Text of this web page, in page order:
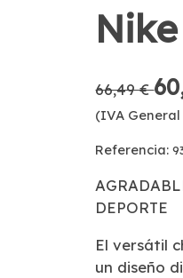
66,49 €
(IVA
Referencia:
DEPORTE
El versátil
un diseño